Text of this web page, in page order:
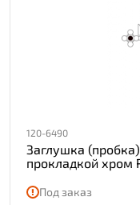
120-6490
Заглушка
прокладкой хром
Под заказ